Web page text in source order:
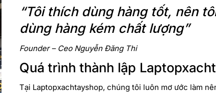
“Tôi thích dùng hàng tốt, nên
dùng hàng kém chất lượng”
Founder – Ceo Nguyễn Đăng Thi
Quá trình thành lập
Tại Laptopxachtayshop, chúng tôi luôn mơ ước làm